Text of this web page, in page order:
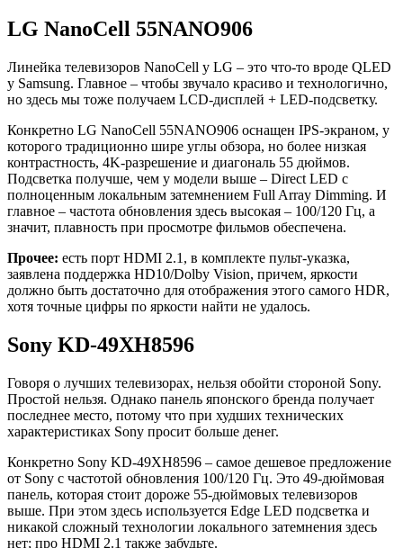
LG NanoCell 55NANO906
Линейка телевизоров NanoCell у LG – это что-то вроде QLED
у Samsung. Главное – чтобы звучало красиво и технологично,
но здесь мы тоже получаем LCD-дисплей + LED-подсветку.
Конкретно LG NanoCell 55NANO906 оснащен IPS-экраном, у
которого традиционно шире углы обзора, но более низкая
контрастность, 4K-разрешение и диагональ 55 дюймов.
Подсветка получше, чем у модели выше – Direct LED с
полноценным локальным затемнением Full Array Dimming. И
главное – частота обновления здесь высокая – 100/120 Гц, а
значит, плавность при просмотре фильмов обеспечена.
Прочее: есть порт HDMI 2.1, в комплекте пульт-указка,
заявлена поддержка HD10/Dolby Vision, причем, яркости
должно быть достаточно для отображения этого самого HDR,
хотя точные цифры по яркости найти не удалось.
Sony KD-49XH8596
Говоря о лучших телевизорах, нельзя обойти стороной Sony.
Простой нельзя. Однако панель японского бренда получает
последнее место, потому что при худших технических
характеристиках Sony просит больше денег.
Конкретно Sony KD-49XH8596 – самое дешевое предложение
от Sony с частотой обновления 100/120 Гц. Это 49-дюймовая
панель, которая стоит дороже 55-дюймовых телевизоров
выше. При этом здесь используется Edge LED подсветка и
никакой сложный технологии локального затемнения здесь
нет; про HDMI 2.1 также забудьте.